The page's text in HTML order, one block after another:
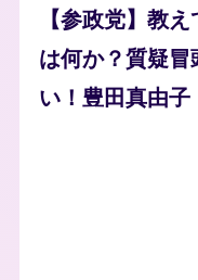
【参政党】教
は何か？質疑
い！豊田真由子